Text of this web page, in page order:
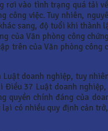
rơi vào tình trạng quá tải
việc. Tuy nhiên,
sang, độ tuổi khi thành
của Văn phòng công
trên của Văn phòng công
doanh nghiệp, tuy
37 Luật doanh
chính đáng của
có nhiều quy định cản